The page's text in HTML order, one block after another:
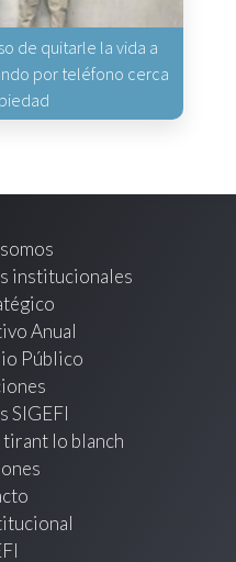
de quitarle la vida a
por teléfono cerca
institucionales
Anual
Público
SIGEFI
lo blanch